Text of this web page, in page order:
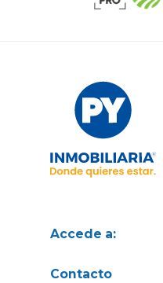
Accede a:
Contacto